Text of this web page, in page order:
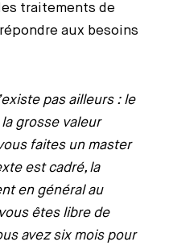
traitements de
aux besoins
pas ailleurs : le
grosse valeur
faites un master
est cadré, la
en général au
êtes libre de
avez six mois pour